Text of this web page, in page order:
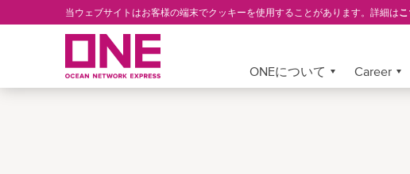
to
当ウェブサイトはお客様の端末でクッキーを使用することがあります。詳細は
ONEについて Career